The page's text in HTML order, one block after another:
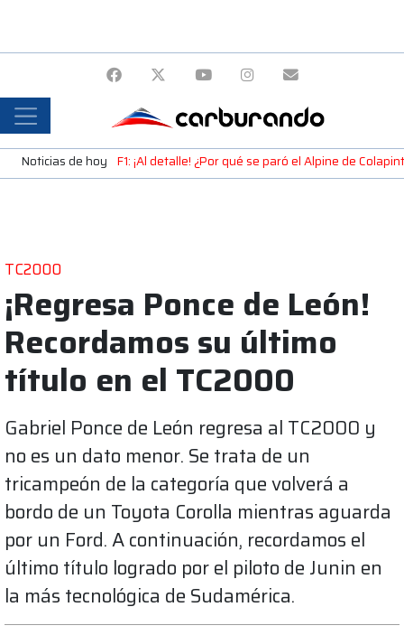
Noticias de hoy F1: ¡Al detalle! ¿Por qué se paró el Alpine de
TC2000
¡Regresa Ponce de León!
Recordamos su último
título en el TC2000
Gabriel Ponce de León regresa al TC2000 y
no es un dato menor. Se trata de un
tricampeón de la categoría que volverá a
bordo de un Toyota Corolla mientras aguarda
por un Ford. A continuación, recordamos el
último título logrado por el piloto de Junin en
la más tecnológica de Sudamérica.